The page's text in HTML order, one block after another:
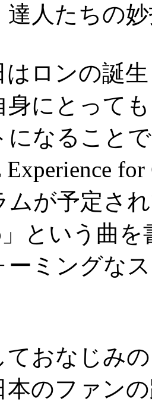
達人たちの
はロンの誕
身にとって
になること
Experience
ムが予定さ
」という曲
ーミングな
ておなじみ
本のファン